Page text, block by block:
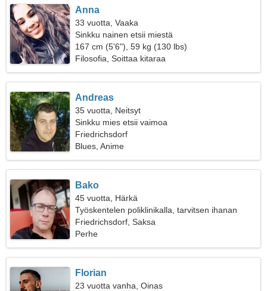
Anna
33 vuotta, Vaaka
Sinkku nainen etsii miestä
167 cm (5'6"), 59 kg (130 lbs)
Filosofia, Soittaa kitaraa
Andreas
35 vuotta, Neitsyt
Sinkku mies etsii vaimoa
Friedrichsdorf
Blues, Anime
Bako
45 vuotta, Härkä
Työskentelen poliklinikalla, tarvitsen ihanan
naisen
Friedrichsdorf, Saksa
Perhe
Florian
23 vuotta vanha, Oinas